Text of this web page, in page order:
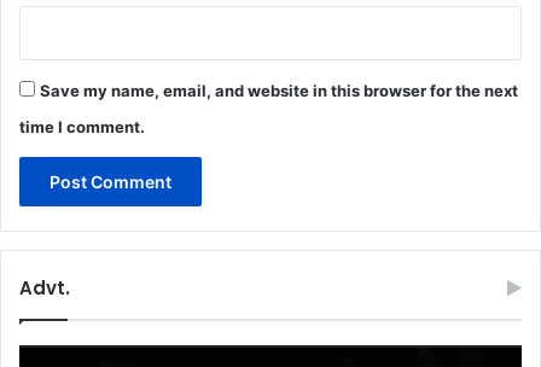
Save my name, email, and website in this browser for the next
time I comment.
Advt.